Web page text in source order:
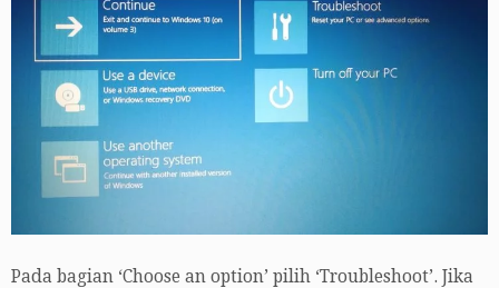
Pada bagian ‘Choose an option’ pilih ‘Troubleshoot’. Jika